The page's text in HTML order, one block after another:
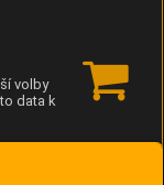
volby
data k